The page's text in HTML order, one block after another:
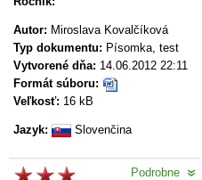
Autor: Miroslava Kovalčíková
Typ dokumentu: Písomka, test
Vytvorené dňa: 14.06.2012 22:11
Formát súboru:
Veľkosť: 16 kB
Jazyk: Slovenčina
Podrobne